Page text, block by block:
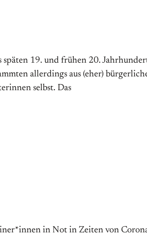
19. und frühen 20.
allerdings aus (eher)
selbst. Das
in Not in Zeiten von